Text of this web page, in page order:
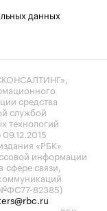
данных
средства
службой
технологий
«РБК»
информации
сфере связи,
82385)